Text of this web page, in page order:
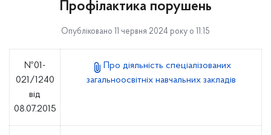
Профілактика порушень
Опубліковано 11 червня 2024 року о 11:15
№01-
021/1240
від
08.07.2015
Про діяльність спеціалізованих
загальноосвітніх навчальних закладів